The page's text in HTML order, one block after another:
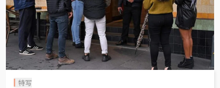
特写